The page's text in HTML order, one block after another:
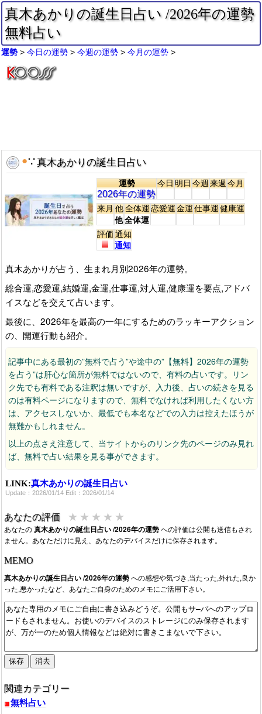
真木あかりの誕生日占い /2026年の運勢
無料占い
運勢 今日の運勢 今週の運勢 今月の運勢
●∵真木あかりの誕生日占い
運勢
2026年の運勢
今日明日今週来週今月
来月他
他
全体運
全体運
恋愛運金運仕事運健康運
評価通知
通知
真木あかりが占う、生まれ月別2026年の運勢。
総合運,恋愛運,結婚運,金運,仕事運,対人運,健康運を要点,アドバ
イスなどを交えて占います。
最後に、2026年を最高の一年にするためのラッキーアクション
の、開運行動も紹介。
記事中にある最初の”無料で占う”や途中の”【無料】2026年の運勢
を占う”は肝心な箇所が無料ではないので、有料の占いです。リン
ク先でも有料である注釈は無いですが、入力後、占いの続きを見る
のは有料ページになりますので、無料でなければ利用したくない方
は、アクセスしないか、最低でも本名などでの入力は控えたほうが
無難かもしれません。
以上の点さえ注意して、当サイトからのリンク先のページのみ見れ
ば、無料で占い結果を見る事ができます。
ど多方面で活躍されている占い師です。
占い 真木あかりさんの星占い,真木あかりさんのシンプル四柱推命
ナースプラス 2026年間占い ナースの運勢などがあります。
LINK:真木あかりの誕生日占い
Update：2026/01/14 Edit：2026/01/14
あなたの評価 ★ ★ ★ ★ ★
あなたの真木あかりの誕生日占い /2026年の運勢への評価は公開も送信もされ
ません。あなただけに見え、あなたのデバイスだけに保存されます。
MEMO
真木あかりの誕生日占い /2026年の運勢への感想や気づき,当たった,外れた,良か
った,悪かったなど、あなたご自身のためのメモにご活用下さい。
関連カテゴリー
無料占い